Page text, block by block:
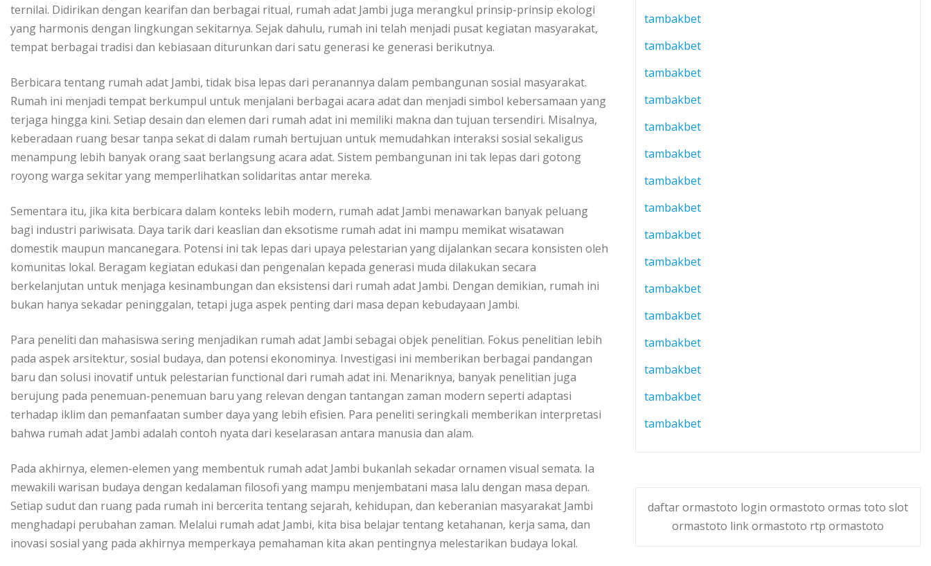
ternilai. Didirikan dengan kearifan dan berbagai ritual, rumah adat Jambi juga merangkul prinsip-prinsip ekologi
yang harmonis dengan lingkungan sekitarnya. Sejak dahulu, rumah ini telah menjadi pusat kegiatan masyarakat,
tempat berbagai tradisi dan kebiasaan diturunkan dari satu generasi ke generasi berikutnya.
Berbicara tentang rumah adat Jambi, tidak bisa lepas dari peranannya dalam pembangunan sosial masyarakat.
Rumah ini menjadi tempat berkumpul untuk menjalani berbagai acara adat dan menjadi simbol kebersamaan yang
terjaga hingga kini. Setiap desain dan elemen dari rumah adat ini memiliki makna dan tujuan tersendiri. Misalnya,
keberadaan ruang besar tanpa sekat di dalam rumah bertujuan untuk memudahkan interaksi sosial sekaligus
menampung lebih banyak orang saat berlangsung acara adat. Sistem pembangunan ini tak lepas dari gotong
royong warga sekitar yang memperlihatkan solidaritas antar mereka.
Sementara itu, jika kita berbicara dalam konteks lebih modern, rumah adat Jambi menawarkan banyak peluang
bagi industri pariwisata. Daya tarik dari keaslian dan eksotisme rumah adat ini mampu memikat wisatawan
domestik maupun mancanegara. Potensi ini tak lepas dari upaya pelestarian yang dijalankan secara konsisten oleh
komunitas lokal. Beragam kegiatan edukasi dan pengenalan kepada generasi muda dilakukan secara
berkelanjutan untuk menjaga kesinambungan dan eksistensi dari rumah adat Jambi. Dengan demikian, rumah ini
bukan hanya sekadar peninggalan, tetapi juga aspek penting dari masa depan kebudayaan Jambi.
Para peneliti dan mahasiswa sering menjadikan rumah adat Jambi sebagai objek penelitian. Fokus penelitian lebih
pada aspek arsitektur, sosial budaya, dan potensi ekonominya. Investigasi ini memberikan berbagai pandangan
baru dan solusi inovatif untuk pelestarian functional dari rumah adat ini. Menariknya, banyak penelitian juga
berujung pada penemuan-penemuan baru yang relevan dengan tantangan zaman modern seperti adaptasi
terhadap iklim dan pemanfaatan sumber daya yang lebih efisien. Para peneliti seringkali memberikan interpretasi
bahwa rumah adat Jambi adalah contoh nyata dari keselarasan antara manusia dan alam.
Pada akhirnya, elemen-elemen yang membentuk rumah adat Jambi bukanlah sekadar ornamen visual semata. Ia
mewakili warisan budaya dengan kedalaman filosofi yang mampu menjembatani masa lalu dengan masa depan.
Setiap sudut dan ruang pada rumah ini bercerita tentang sejarah, kehidupan, dan keberanian masyarakat Jambi
menghadapi perubahan zaman. Melalui rumah adat Jambi, kita bisa belajar tentang ketahanan, kerja sama, dan
inovasi sosial yang pada akhirnya memperkaya pemahaman kita akan pentingnya melestarikan budaya lokal.
tambakbet
tambakbet
tambakbet
tambakbet
tambakbet
tambakbet
tambakbet
tambakbet
tambakbet
tambakbet
tambakbet
tambakbet
tambakbet
tambakbet
tambakbet
tambakbet
daftar ormastoto login ormastoto ormas toto slot
ormastoto link ormastoto rtp ormastoto